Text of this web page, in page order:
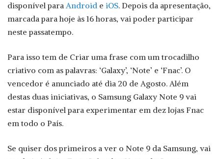
disponível para Android e iOS. Depois da apresentação,
marcada para hoje às 16 horas, vai poder participar
neste passatempo.
Para isso tem de Criar uma frase com um trocadilho
criativo com as palavras: ‘Galaxy’, ‘Note’ e ‘Fnac’. O
vencedor é anunciado até dia 20 de Agosto. Além
destas duas iniciativas, o Samsung Galaxy Note 9 vai
estar disponível para experimentar em dez lojas Fnac
em todo o País.
Se quiser dos primeiros a ver o Note 9 da Samsung, vai